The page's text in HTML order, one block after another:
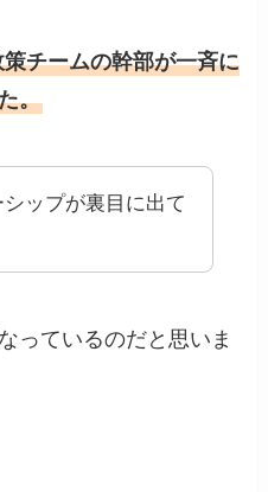
チームの幹部が一斉に
。
ップが裏目に出て
っているのだと思いま